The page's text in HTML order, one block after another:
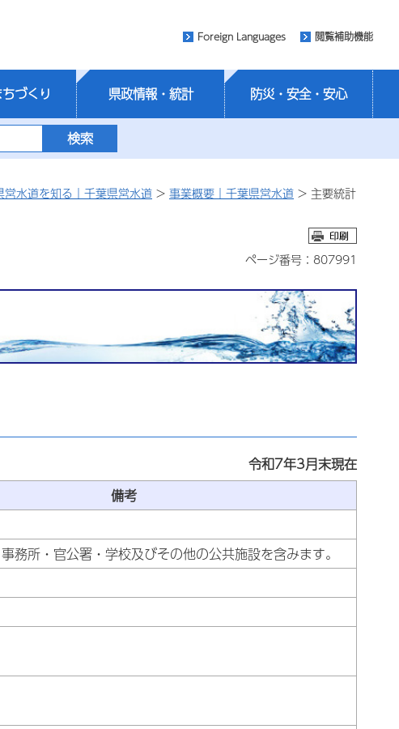
Foreign Languages 閲覧補助機能
づくり 県政情報・統計 防災・安全・安心
営水道を知る｜千葉県営水道 > 事業概要｜千葉県営水道 > 主要統計
ページ番号：807991
令和7年3月末現在
備考
務所・官公署・学校及びその他の公共施設を含みます。